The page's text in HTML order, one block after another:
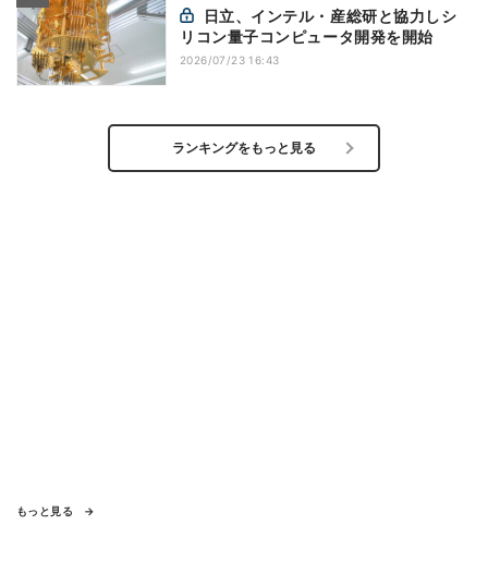
リコン量子コンピュータ開発を開始
2026/07/23 16:43
ランキングをもっと見る
もっと見る